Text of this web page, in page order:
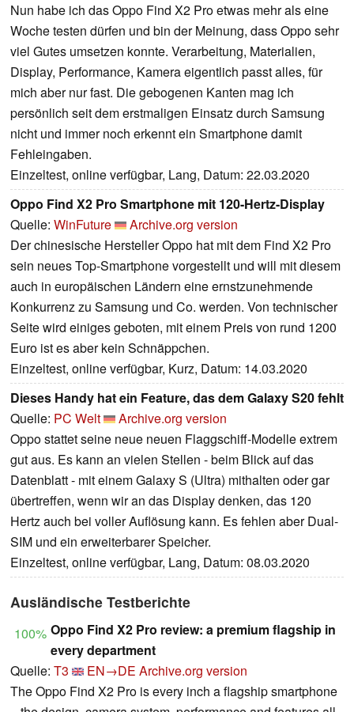
Nun habe ich das Oppo Find X2 Pro etwas mehr als eine
Woche testen dürfen und bin der Meinung, dass Oppo sehr
viel Gutes umsetzen konnte. Verarbeitung, Materialien,
Display, Performance, Kamera eigentlich passt alles, für
mich aber nur fast. Die gebogenen Kanten mag ich
persönlich seit dem erstmaligen Einsatz durch Samsung
nicht und immer noch erkennt ein Smartphone damit
Fehleingaben.
Einzeltest, online verfügbar, Lang, Datum: 22.03.2020
Oppo Find X2 Pro Smartphone mit 120-Hertz-Display
Quelle: WinFuture
Archive.org version
Der chinesische Hersteller Oppo hat mit dem Find X2 Pro
sein neues Top-Smartphone vorgestellt und will mit diesem
auch in europäischen Ländern eine ernstzunehmende
Konkurrenz zu Samsung und Co. werden. Von technischer
Seite wird einiges geboten, mit einem Preis von rund 1200
Euro ist es aber kein Schnäppchen.
Einzeltest, online verfügbar, Kurz, Datum: 14.03.2020
Dieses Handy hat ein Feature, das dem Galaxy S20 fehlt
Quelle: PC Welt
Archive.org version
Oppo stattet seine neue neuen Flaggschiff-Modelle extrem
gut aus. Es kann an vielen Stellen - beim Blick auf das
Datenblatt - mit einem Galaxy S (Ultra) mithalten oder gar
übertreffen, wenn wir an das Display denken, das 120
Hertz auch bei voller Auflösung kann. Es fehlen aber Dual-
SIM und ein erweiterbarer Speicher.
Einzeltest, online verfügbar, Lang, Datum: 08.03.2020
Ausländische Testberichte
100% Oppo Find X2 Pro review: a premium flagship in
every department
Quelle: T3 EN→DE Archive.org version
The Oppo Find X2 Pro is every inch a flagship smartphone